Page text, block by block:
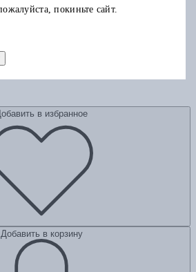
Шкловский В. Собрание сочинений.
в избранное
Добавить в корзину
покиньте сайт.